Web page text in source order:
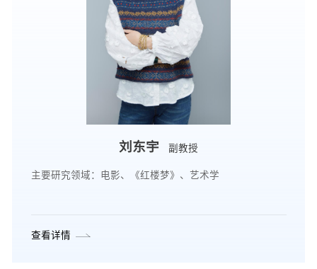
刘东宇 副教授
主要研究领域：电影、《红楼梦》、艺术学
查看详情